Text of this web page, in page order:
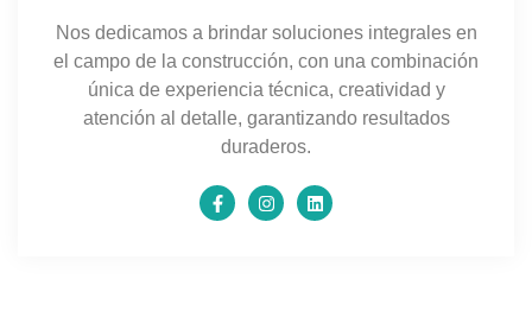
Nos dedicamos a brindar soluciones integrales en
el campo de la construcción, con una combinación
única de experiencia técnica, creatividad y
atención al detalle, garantizando resultados
duraderos.